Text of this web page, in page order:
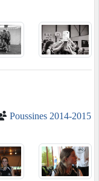
Poussines 2014-2015